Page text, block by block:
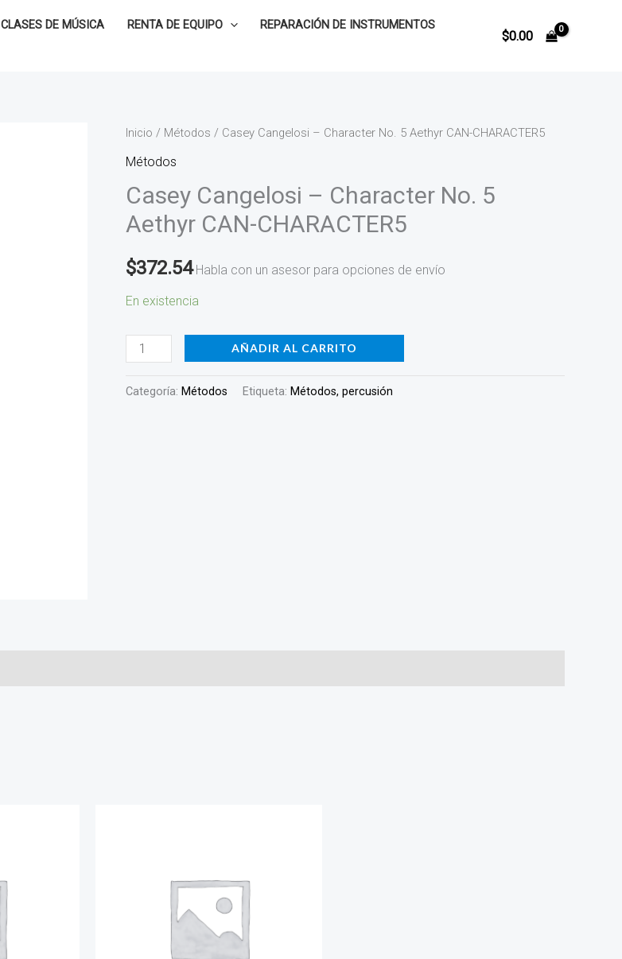
CLASES DE MÚSICA RENTA DE EQUIPO
REPARACIÓN DE INSTRUMENTOS
$0.00
Inicio / Métodos / Casey Cangelosi – Character No. 5 Aethyr CAN-CHARACTER5
Métodos
Casey Cangelosi – Character No. 5
Aethyr CAN-CHARACTER5
$372.54 Habla con un asesor para opciones de envío
En existencia
Casey
Cangelosi
Character
No.
Aethyr
CAN-
cantidad
AÑADIR AL CARRITO
Categoría: Métodos Etiqueta: Métodos, percusión